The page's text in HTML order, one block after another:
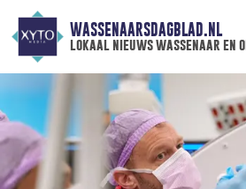
WASSENAARSDAGBLAD.NL
lokaal nieuws wassenaar en